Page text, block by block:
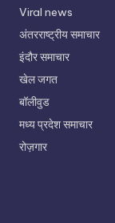
Viral news
अंतरराष्ट्रीय समाचार
इंदौर समाचार
खेल जगत
बॉलीवुड
मध्य प्रदेश समाचार
रोज़गार